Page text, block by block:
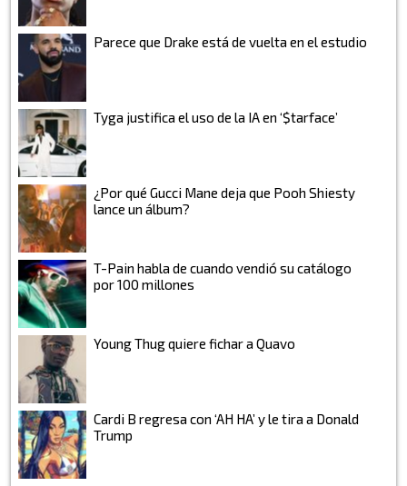
Parece que Drake está de vuelta en el estudio
Tyga justifica el uso de la IA en ‘$tarface’
¿Por qué Gucci Mane deja que Pooh Shiesty
lance un álbum?
T-Pain habla de cuando vendió su catálogo
por 100 millones
Young Thug quiere fichar a Quavo
Cardi B regresa con ‘AH HA’ y le tira a Donald
Trump